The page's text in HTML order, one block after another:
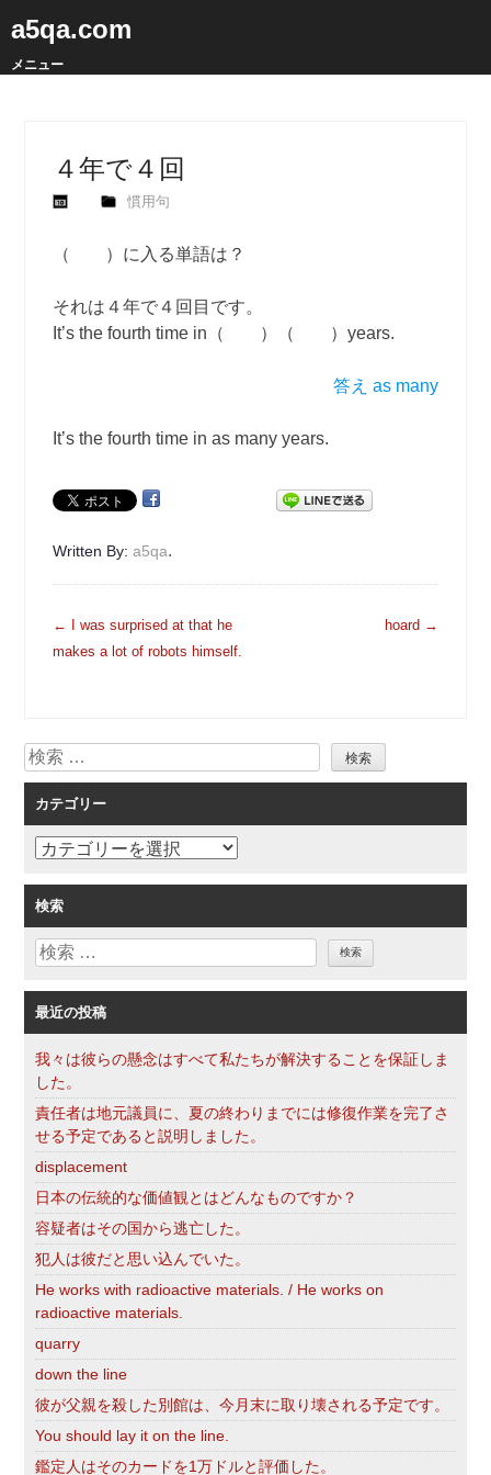
a5qa.com
メニュー
４年で４回
慣用句
（ ）に入る単語は？
それは４年で４回目です。
It’s the fourth time in（ ）（ ）years.
答え as many
It’s the fourth time in as many years.
Written By:a5qa.
投
稿
ー
シ
ョ
ン
←
I was surprised at that he
makes a lot of robots himself.
hoard →
検
索
カテゴリー
カ
ゴ
リ
ー
検索
検
最近の投稿
我々は彼らの懸念はすべて私たちが解決することを保証しま
した。
責任者は地元議員に、夏の終わりまでには修復作業を完了さ
せる予定であると説明しました。
displacement
日本の伝統的な価値観とはどんなものですか？
容疑者はその国から逃亡した。
犯人は彼だと思い込んでいた。
He works with radioactive materials. / He works on
radioactive materials.
quarry
down the line
彼が父親を殺した別館は、今月末に取り壊される予定です。
You should lay it on the line.
鑑定人はそのカードを1万ドルと評価した。